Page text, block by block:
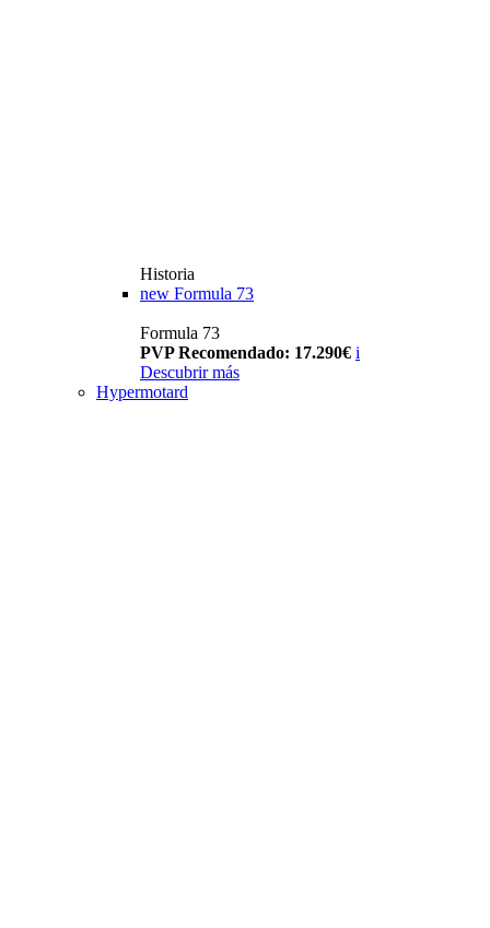
Historia
new Formula 73
Formula 73
PVP Recomendado: 17.290€ i
Descubrir más
Hypermotard